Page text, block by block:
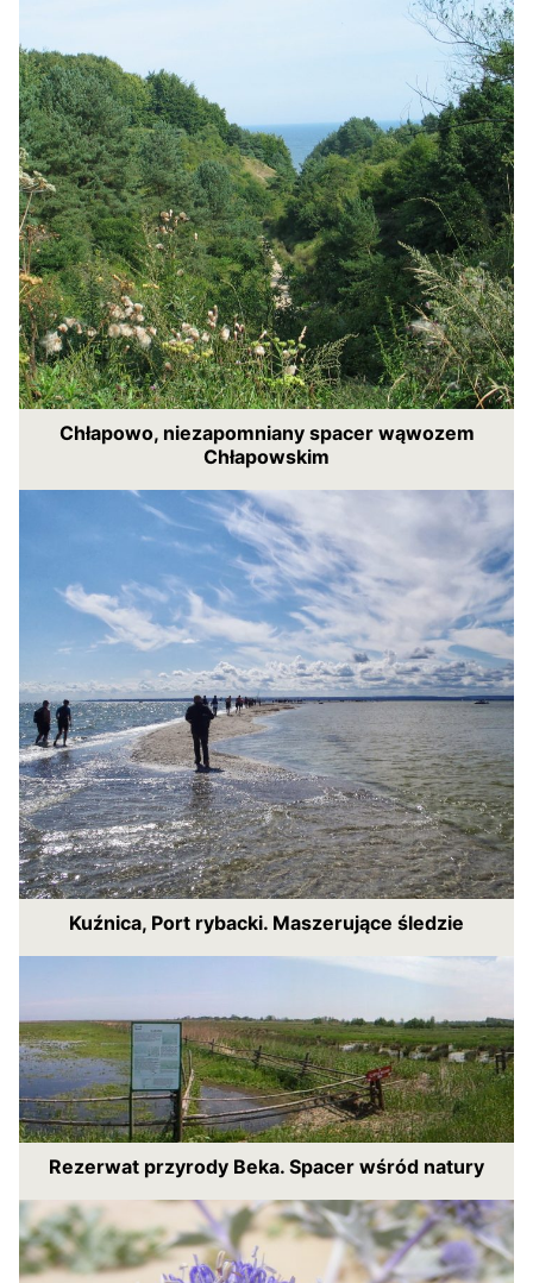
Chłapowo, niezapomniany spacer wąwozem
Chłapowskim
Kuźnica, Port rybacki. Maszerujące śledzie
Rezerwat przyrody Beka. Spacer wśród natury